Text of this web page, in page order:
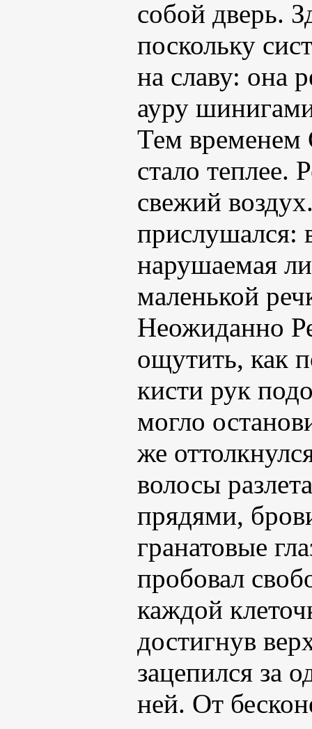
собой дверь.
поскольку
на славу: она
ауру
Тем временем
стало теплее.
свежий
прислушался:
нарушаемая
маленькой
Неожиданно
ощутить, как
кисти рук
могло
же
волосы
прядями,
гранатовые
пробовал
каждой
достигнув
зацепился за
ней. От